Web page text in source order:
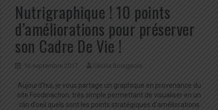
Nutrigraphique ! 10 points
d’améliorations pour préserver
son Cadre De Vie !
16 septembre 2017 Cécilia Bourgeois
Aujourd’hui, je vous partage un graphique en provenance du
site Foodinaction, très simple permettant de visualiser en un
clin d’oeil quels sont les points stratégiques d’améliorations